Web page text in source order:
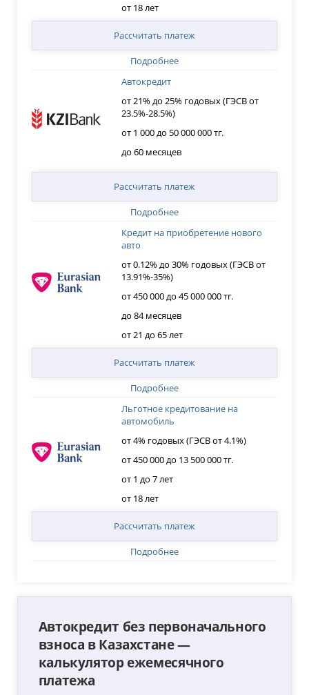
от 18 лет
Подробнее
Рассчитать платеж
Автокредит
от 21% до 25% годовых (ГЭСВ от
23.5%-28.5%)
от 1 000 до 50 000 000 тг.
до 60 месяцев
Подробнее
Рассчитать платеж
Кредит на приобретение нового
авто
от 0.12% до 30% годовых (ГЭСВ от
13.91%-35%)
от 450 000 до 45 000 000 тг.
до 84 месяцев
от 21 до 65 лет
Подробнее
Рассчитать платеж
Льготное кредитование на
автомобиль
от 4% годовых (ГЭСВ от 4.1%)
от 450 000 до 13 500 000 тг.
от 1 до 7 лет
от 18 лет
Подробнее
Рассчитать платеж
Автокредит без первоначального
взноса в Казахстане —
калькулятор ежемесячного
платежа